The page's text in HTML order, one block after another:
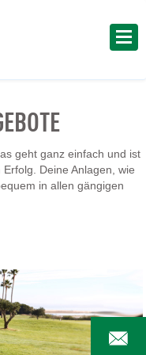
geht ganz einfach und ist
Deine Anlagen, wie
in allen gängigen